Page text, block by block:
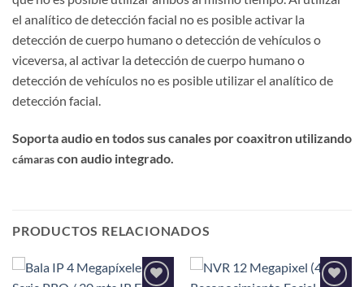
el analítico de detección facial no es posible activar la
detección de cuerpo humano o detección de vehículos o
viceversa, al activar la detección de cuerpo humano o
detección de vehículos no es posible utilizar el analítico de
detección facial.
Soporta audio en todos sus canales por coaxitron utilizando
cámarascon audio integrado.
PRODUCTOS RELACIONADOS